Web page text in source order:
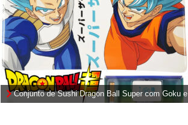
Conjunto de Sushi Dragon Ball Super com Goku e
Vegeta